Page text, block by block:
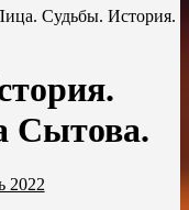
Судьбы. История.
Сытова.
2022